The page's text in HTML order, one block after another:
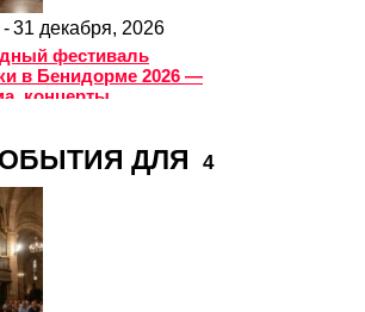
-31 декабря, 2026
фестиваль
в Бенидорме 2026 —
концерты
ДЛЯ 4